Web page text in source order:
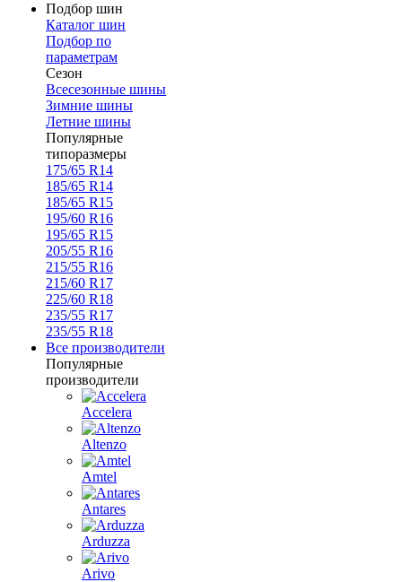
Подбор шин
Каталог шин
Подбор по
параметрам
Сезон
Всесезонные шины
Зимние шины
Летние шины
Популярные
типоразмеры
175/65 R14
185/65 R14
185/65 R15
195/60 R16
195/65 R15
205/55 R16
215/55 R16
215/60 R17
225/60 R18
235/55 R17
235/55 R18
Все производители
Популярные
производители
Accelera
Altenzo
Amtel
Antares
Arduzza
Arivo